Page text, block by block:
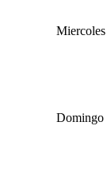
Domingo